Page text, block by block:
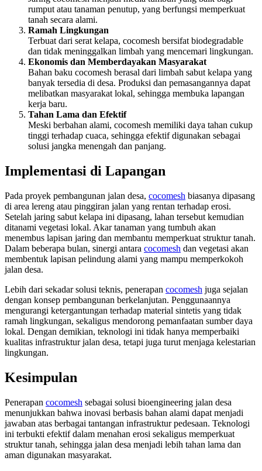
rumput atau tanaman penutup, yang berfungsi memperkuat
tanah secara alami.
Ramah Lingkungan
Terbuat dari serat kelapa, cocomesh bersifat biodegradable
dan tidak meninggalkan limbah yang mencemari lingkungan.
Ekonomis dan Memberdayakan Masyarakat
Bahan baku cocomesh berasal dari limbah sabut kelapa yang
banyak tersedia di desa. Produksi dan pemasangannya dapat
melibatkan masyarakat lokal, sehingga membuka lapangan
kerja baru.
Tahan Lama dan Efektif
Meski berbahan alami, cocomesh memiliki daya tahan cukup
tinggi terhadap cuaca, sehingga efektif digunakan sebagai
solusi jangka menengah dan panjang.
Implementasi di Lapangan
Pada proyek pembangunan jalan desa, cocomesh biasanya dipasang
di area lereng atau pinggiran jalan yang rentan terhadap erosi.
Setelah jaring sabut kelapa ini dipasang, lahan tersebut kemudian
ditanami vegetasi lokal. Akar tanaman yang tumbuh akan
menembus lapisan jaring dan membantu memperkuat struktur tanah.
Dalam beberapa bulan, sinergi antara cocomesh dan vegetasi akan
membentuk lapisan pelindung alami yang mampu memperkokoh
jalan desa.
Lebih dari sekadar solusi teknis, penerapan cocomesh juga sejalan
dengan konsep pembangunan berkelanjutan. Penggunaannya
mengurangi ketergantungan terhadap material sintetis yang tidak
ramah lingkungan, sekaligus mendorong pemanfaatan sumber daya
lokal. Dengan demikian, teknologi ini tidak hanya memperbaiki
kualitas infrastruktur jalan desa, tetapi juga turut menjaga kelestarian
lingkungan.
Kesimpulan
Penerapan cocomesh sebagai solusi bioengineering jalan desa
menunjukkan bahwa inovasi berbasis bahan alami dapat menjadi
jawaban atas berbagai tantangan infrastruktur pedesaan. Teknologi
ini terbukti efektif dalam menahan erosi sekaligus memperkuat
struktur tanah, sehingga jalan desa menjadi lebih tahan lama dan
aman digunakan masyarakat.